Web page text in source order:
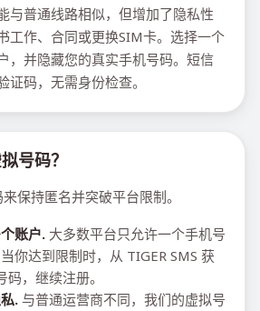
与普通线路相似，但增加了隐私性
工作、合同或更换SIM卡。选择一个
，并隐藏您的真实手机号码。短信
证码，无需身份检查。
号码？
保持匿名并突破平台限制。
账户. 大多数平台只允许一个手机号
你达到限制时，从 TIGER SMS 获
，继续注册。
. 与普通运营商不同，我们的虚拟号